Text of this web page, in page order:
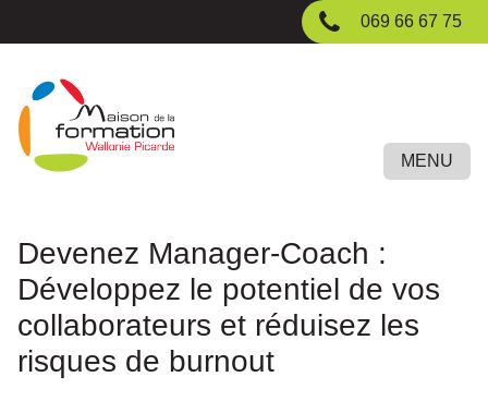
principal
069 66 67 75
MENU
Devenez Manager-Coach :
Développez le potentiel de vos
collaborateurs et réduisez les
risques de burnout